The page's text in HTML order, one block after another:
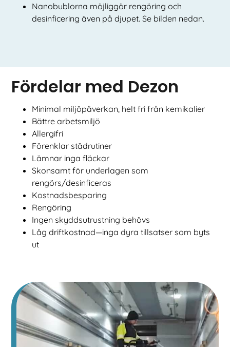
Nanobublorna möjliggör rengöring och
desinficering även på djupet. Se bilden nedan.
Fördelar med Dezon
Minimal miljöpåverkan, helt fri från kemikalier
Bättre arbetsmiljö
Allergifri
Förenklar städrutiner
Lämnar inga fläckar
Skonsamt för underlagen som
rengörs/desinficeras
Kostnadsbesparing
Rengöring
Ingen skyddsutrustning behövs
Låg driftkostnad—inga dyra tillsatser som byts
ut